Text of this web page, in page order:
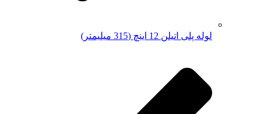
لوله پلی اتیلن 12 اینچ (315 میلیمتر)